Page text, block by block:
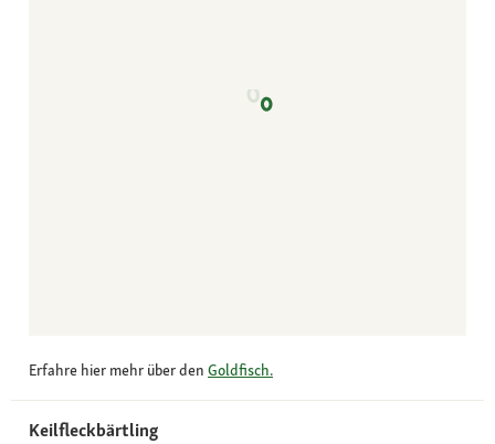
Erfahre hier mehr über den Goldfisch.
Keilfleckbärtling